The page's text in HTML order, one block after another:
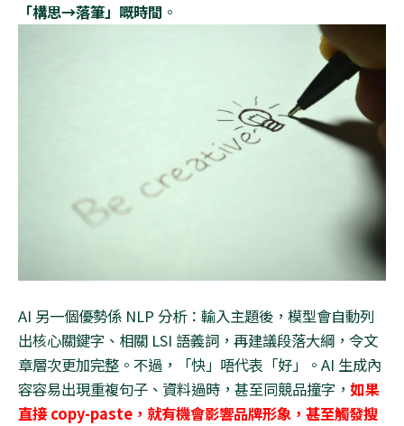
「構思→落筆」嘅時間 。
AI 另一個優勢係 NLP 分析：輸入主題後，模型會自動列
出核心關鍵字、相關 LSI 語義詞，再建議段落大綱，令文
章層次更加完整。不過，「快」唔代表「好」。 AI 生成內
容容易出現重複句子、資料過時，甚至同競品撞字， 如果
直接 copy-paste ，就有機會影響品牌形象，甚至觸發搜